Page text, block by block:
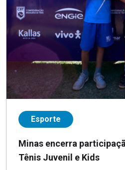
Esporte
Minas encerra
Tênis Juvenil e Kids